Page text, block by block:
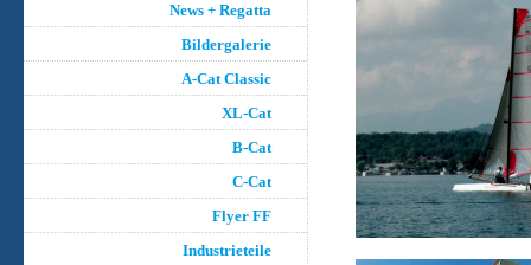
News + Regatta
Bildergalerie
A-Cat Classic
XL-Cat
B-Cat
C-Cat
Flyer FF
Industrieteile